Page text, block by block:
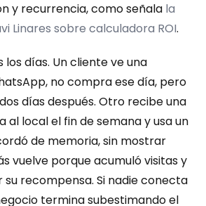
y recurrencia, como señala la
Linares sobre calculadora ROI.
los días. Un cliente ve una
no compra ese día, pero
días después. Otro recibe una
al local el fin de semana y usa un
de memoria, sin mostrar
vuelve porque acumuló visitas y
recompensa. Si nadie conecta
termina subestimando el